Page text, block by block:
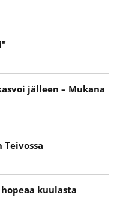
jälleen – Mukana
Teivossa
kuulasta